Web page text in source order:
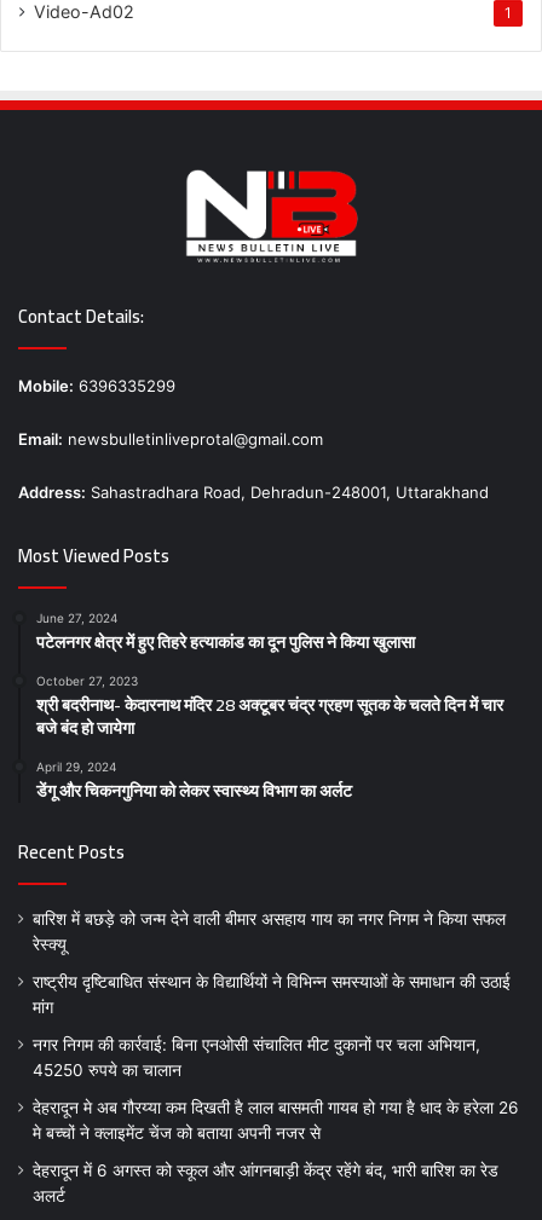
Video-Ad02 1
Contact Details:
Mobile: 6396335299
Email: newsbulletinliveprotal@gmail.com
Address: Sahastradhara Road, Dehradun-248001, Uttarakhand
Most Viewed Posts
June 27, 2024
पटेलनगर क्षेत्र में हुए तिहरे हत्याकांड का दून पुलिस ने किया खुलासा
October 27, 2023
श्री बदरीनाथ- केदारनाथ मंदिर 28 अक्टूबर चंद्र ग्रहण सूतक के चलते दिन में चार
बजे बंद हो जायेगा
April 29, 2024
डेंगू और चिकनगुनिया को लेकर स्वास्थ्य विभाग का अर्लट
Recent Posts
बारिश में बछड़े को जन्म देने वाली बीमार असहाय गाय का नगर निगम ने किया सफल
रेस्क्यू
राष्ट्रीय दृष्टिबाधित संस्थान के विद्यार्थियों ने विभिन्न समस्याओं के समाधान की उठाई
मांग
नगर निगम की कार्रवाई: बिना एनओसी संचालित मीट दुकानों पर चला अभियान,
45250 रुपये का चालान
देहरादून मे अब गौरय्या कम दिखती है लाल बासमती गायब हो गया है धाद के हरेला 26
मे बच्चों ने क्लाइमेंट चेंज को बताया अपनी नजर से
देहरादून में 6 अगस्त को स्कूल और आंगनबाड़ी केंद्र रहेंगे बंद, भारी बारिश का रेड
अलर्ट